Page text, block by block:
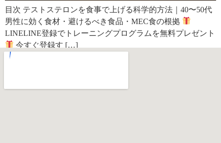
目次 テストステロンを食事で上げる科学的方法｜40〜50代
男性に効く食材・避けるべき食品・MEC食の根拠
LINELINE登録でトレーニングプログラムを無料プレゼント
今すぐ登録す […]